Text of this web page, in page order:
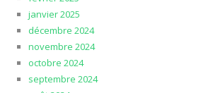
janvier 2025
décembre 2024
novembre 2024
octobre 2024
septembre 2024